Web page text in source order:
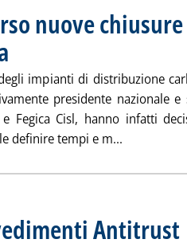
nuove chiusure
impianti di distribuzione
presidente nazionale
e Fegica Cisl, hanno infatti
definire tempi e m...
Antitrust